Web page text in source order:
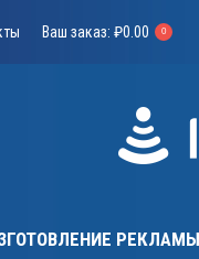
Ваш заказ: ₽0.00 0
РЕКЛАМЫ
ИЗГОТОВЛЕНИЕ